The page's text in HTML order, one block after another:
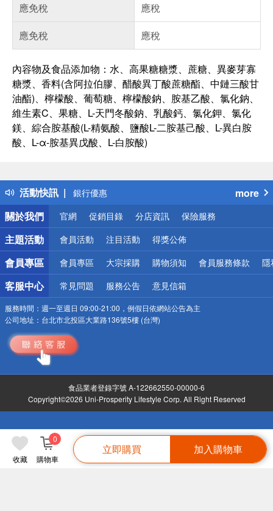
收藏 購物車
0
立即購買 加入購物車
應免稅
應稅
應免稅
應稅
內容物及食品添加物：水、高果糖糖漿、蔗糖、異麥芽寡
糖漿、香料(含阿拉伯膠、醋酸異丁酸蔗糖酯、中鏈三酸甘
油酯)、檸檬酸、葡萄糖、檸檬酸鈉、胺基乙酸、氯化鈉、
維生素C、果糖、L-天門冬酸鈉、乳酸鈣、氯化鉀、氯化
鎂、綜合胺基酸(L-精氨酸、鹽酸L-二胺基己酸、L-異白胺
酸、L-α-胺基異戊酸、L-白胺酸)
活動快訊
偏遠地區配送
詐騙網頁！請小心！
銀行優惠
偏遠地區配送
詐騙網頁！請小心！
more
關於我們
官網 促銷目錄 分店資訊 保險服務
主題活動 會員活動 注目活動 得獎公佈
會員專區 會員專區 大宗採購 購物須知 會員服務條款 隱
客服中心 常見問題 服務公告 意見信箱
服務時間： 週一至週日 09:00-21:00，例假日依網站公告為主
公司地址： 台北市北投區大業路136號5樓 (台灣)
食品業者登錄字號 A-122662550-00000-6
Copyright©2026 Uni-Prosperity Lifestyle Corp. All Right Reserved